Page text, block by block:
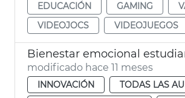
EDUCACIÓN
GAMING
VIDEOJOCS
VIDEOJUEGOS
Bienestar emocional
modificado hace 11 meses
INNOVACIÓN TODAS LAS